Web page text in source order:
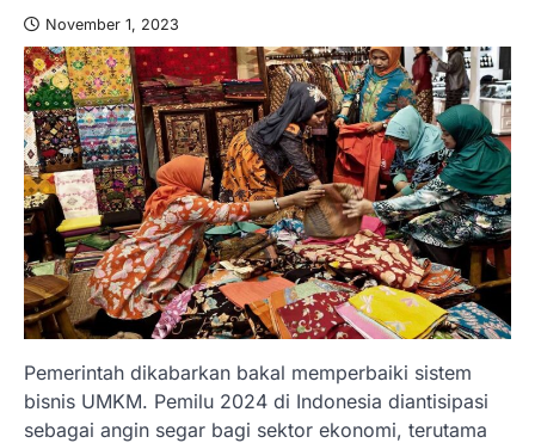
November 1, 2023
Pemerintah dikabarkan bakal memperbaiki sistem
bisnis UMKM. Pemilu 2024 di Indonesia diantisipasi
sebagai angin segar bagi sektor ekonomi, terutama